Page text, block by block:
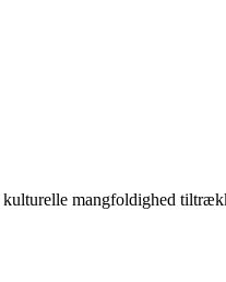
mangfoldighed